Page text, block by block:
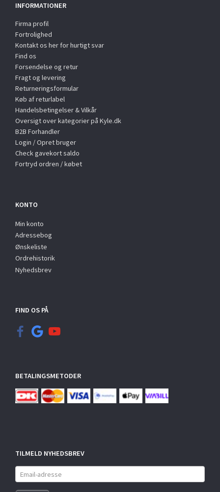
INFORMATIONER
Firma profil
Fortrolighed
Kontakt os her for hurtigt svar
Find os
Forsendelse og retur
Fragt og levering
Returneringsformular
Køb af returlabel
Handelsbetingelser & Vilkår
Oversigt over kategorier på Kyle.dk
B2B Forhandler
Login / Opret bruger
Check gavekort saldo
Fortryd ordren / købet
KONTO
Min konto
Adressebog
Ønskeliste
Ordrehistorik
Nyhedsbrev
FIND OS PÅ
BETALINGSMETODER
TILMELD NYHEDSBREV
Email-
adresse